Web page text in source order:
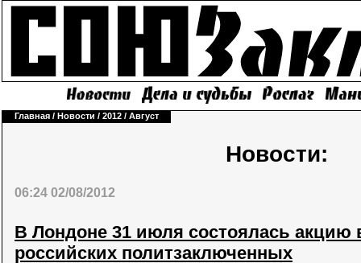
Главная / Новости / 2012 / Август
Новости:
06:24 02/08/2012
В Лондоне 31 июля состоялась акцию
российских политзаключенных